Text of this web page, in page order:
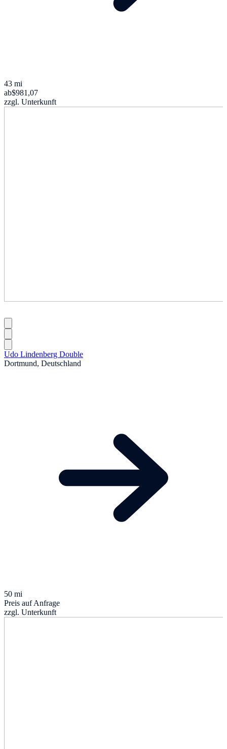
43 mi
ab$981,07
zzgl. Unterkunft
Udo Lindenberg Double
Dortmund, Deutschland
50 mi
Preis auf Anfrage
zzgl. Unterkunft